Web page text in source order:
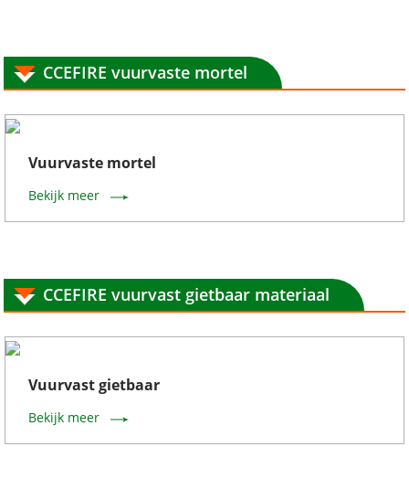
CCEFIRE vuurvaste mortel
Vuurvaste mortel
Bekijk meer
CCEFIRE vuurvast gietbaar materiaal
Vuurvast gietbaar
Bekijk meer